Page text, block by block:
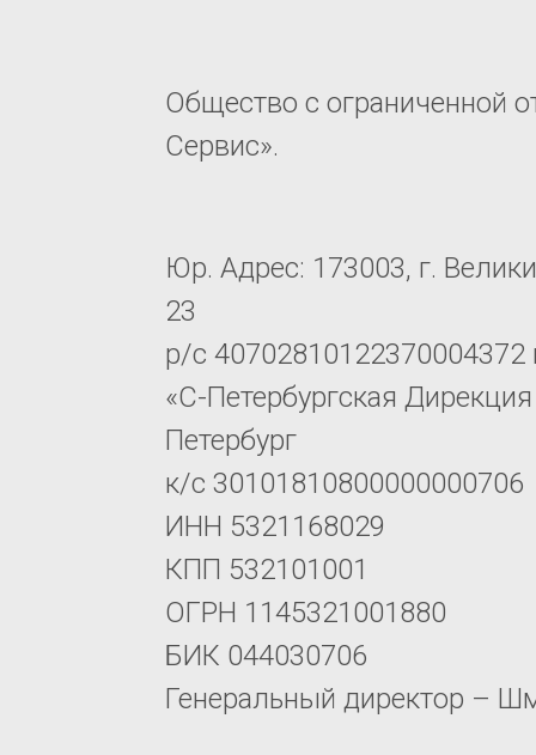
Общество с ограниченной
Сервис».
Юр. Адрес: 173003, г.
23
р/с
«С-Петербургская
Петербург
к/с 30101810800000000706
ИНН 5321168029
КПП 532101001
ОГРН 1145321001880
БИК 044030706
Генеральный директор –